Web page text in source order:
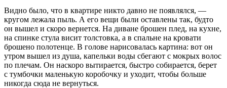
Видно было, что в квартире никто давно не появлялся, —
кругом лежала пыль. А его вещи были оставлены так, будто
он вышел и скоро вернется. На диване брошен плед, на кухне,
на спинке стула висит толстовка, а в спальне на кровати
брошено полотенце. В голове нарисовалась картина: вот он
утром вышел из душа, капельки воды сбегают с мокрых волос
по плечам. Он наскоро вытирается, быстро собирается, берет
с тумбочки маленькую коробочку и уходит, чтобы больше
никогда сюда не вернуться.